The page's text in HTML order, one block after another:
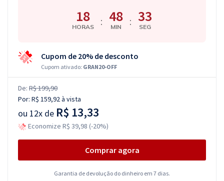
18
HORAS : 48
MIN : 32
SEG
Cupom de 20% de desconto
Cupom ativado: GRAN20-OFF
De: R$ 199,90
Por: R$ 159,92à vista
ou 12x de R$ 13,33
Economize R$ 39,98 (-20%)
Comprar agora
Garantia de devolução do dinheiro em 7 dias.